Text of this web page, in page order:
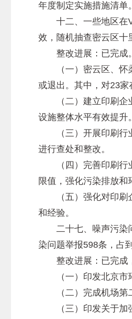
年度制定实施措施清单。
十二、一些地区在
效，随机抽查密云区十
整改进展：已完成。
（一）密云区、怀柔
或退出。其中，对23家
（二）建立印刷企业
设施整体水平有效提升。
（三）开展印刷行业
进行查处和整改。
（四）完善印刷行业
限值，强化污染排放和
（五）强化对印刷企
和经验。
二十七、噪声污染问
染问题举报598条，占
整改进展：已完成，
（一）印发北京市环
（二）完成机场第二
（三）印发关于加强